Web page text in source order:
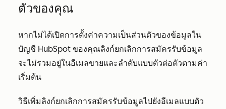
ตัวของคุณ
หากไม่ได้เปิดการตั้งค่าความเป็นส่วนตัวของข้อมูลใน
บัญชี HubSpot ของคุณลิงก์ยกเลิกการสมัครรับข้อมูล
จะไม่รวมอยู่ในอีเมลขายและลำดับแบบตัวต่อตัวตามค่า
เริ่มต้น
วิธีเพิ่มลิงก์ยกเลิกการสมัครรับข้อมูลไปยังอีเมลแบบตัว